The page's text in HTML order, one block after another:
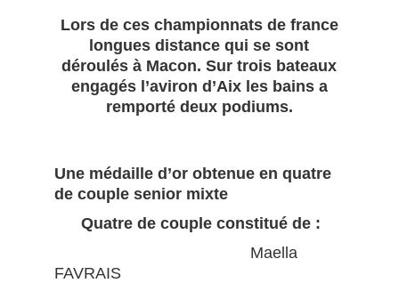
Lors de ces championnats de france
longues distance qui se sont
déroulés à Macon. Sur trois bateaux
engagés l’aviron d’Aix les bains a
remporté deux podiums.
Une médaille d’or obtenue en quatre
de couple senior mixte
Quatre de couple constitué de :
Maella
FAVRAIS